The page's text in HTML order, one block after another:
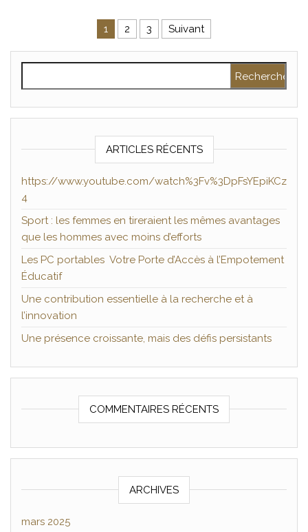
Pagination des publications
1 2 3 Suivant
ARTICLES RÉCENTS
https://www.youtube.com/watch%3Fv%3DpFsYEpiKCz
4
Sport : les femmes en tireraient les mêmes avantages
que les hommes avec moins d’efforts
Les PC portables Votre Porte d’Accès à l’Empotement
Éducatif
Une contribution essentielle à la recherche et à
l’innovation
Une présence croissante, mais des défis persistants
COMMENTAIRES RÉCENTS
ARCHIVES
mars 2025